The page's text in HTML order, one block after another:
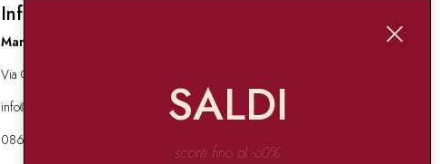
Info contatti
Marynda
Via Garibaldi 136 67051 Avezzano
info@marynda.com
08631871946
SALDI
sconti fino al -60%